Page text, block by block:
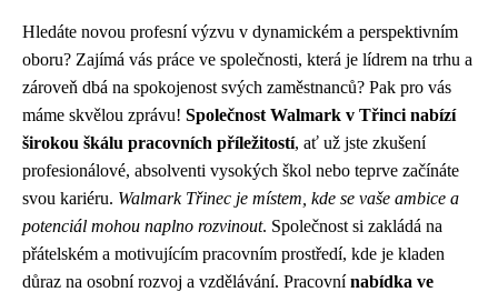
Hledáte novou profesní výzvu v dynamickém a perspektivním
oboru? Zajímá vás práce ve společnosti, která je lídrem na trhu a
zároveň dbá na spokojenost svých zaměstnanců? Pak pro vás
máme skvělou zprávu! Společnost Walmark v Třinci nabízí
širokou škálu pracovních příležitostí, ať už jste zkušení
profesionálové, absolventi vysokých škol nebo teprve začínáte
svou kariéru. Walmark Třinec je místem, kde se vaše ambice a
potenciál mohou naplno rozvinout. Společnost si zakládá na
přátelském a motivujícím pracovním prostředí, kde je kladen
důraz na osobní rozvoj a vzdělávání. Pracovnínabídka ve